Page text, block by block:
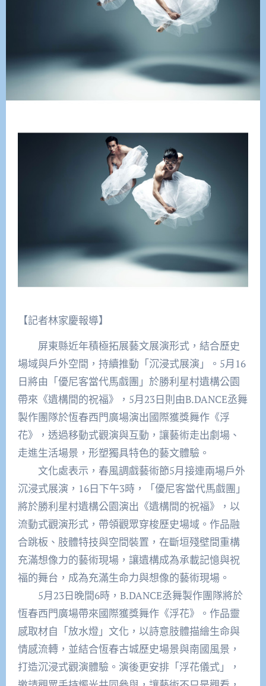
【記者林家慶報導】
屏東縣近年積極拓展藝文展演形式，結合歷史
場域與戶外空間，持續推動「沉浸式展演」。5月16
日將由「優尼客當代馬戲團」於勝利星村遺構公園
帶來《遺構間的祝福》，5月23日則由B.DANCE丞舞
製作團隊於恆春西門廣場演出國際獲獎舞作《浮
花》，透過移動式觀演與互動，讓藝術走出劇場、
走進生活場景，形塑獨具特色的藝文體驗。
文化處表示，春風調戲藝術節5月接連兩場戶外
沉浸式展演，16日下午3時，「優尼客當代馬戲團」
將於勝利星村遺構公園演出《遺構間的祝福》，以
流動式觀演形式，帶領觀眾穿梭歷史場域。作品融
合跳板、肢體特技與空間裝置，在斷垣殘壁間重構
充滿想像力的藝術現場，讓遺構成為承載記憶與祝
福的舞台，成為充滿生命力與想像的藝術現場。
5月23日晚間6時，B.DANCE丞舞製作團隊將於
恆春西門廣場帶來國際獲獎舞作《浮花》。作品靈
感取材自「放水燈」文化，以詩意肢體描繪生命與
情感流轉，並結合恆春古城歷史場景與南國風景，
打造沉浸式觀演體驗。演後更安排「浮花儀式」，